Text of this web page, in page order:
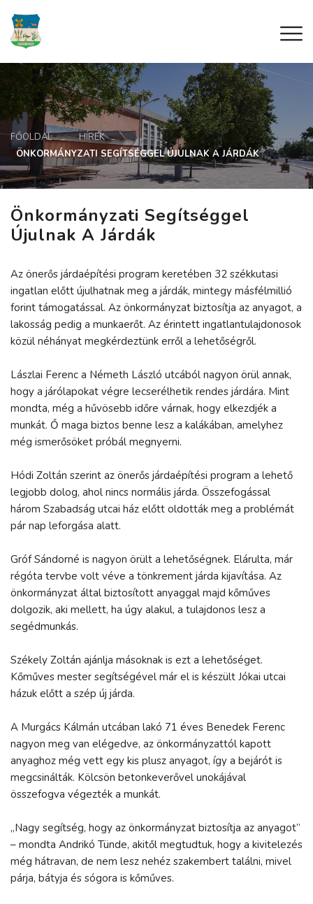
FŐOLDAL
HÍREK
ÖNKORMÁNYZATI SEGÍTSÉGGEL ÚJULNAK A JÁRDÁK
Önkormányzati Segítséggel
Újulnak A Járdák
Az önerős járdaépítési program keretében 32 székkutasi
ingatlan előtt újulhatnak meg a járdák, mintegy másfélmillió
forint támogatással. Az önkormányzat biztosítja az anyagot, a
lakosság pedig a munkaerőt. Az érintett ingatlantulajdonosok
közül néhányat megkérdeztünk erről a lehetőségről.
Lászlai Ferenc a Németh László utcából nagyon örül annak,
hogy a járólapokat végre lecserélhetik rendes járdára. Mint
mondta, még a hűvösebb időre várnak, hogy elkezdjék a
munkát. Ő maga biztos benne lesz a kalákában, amelyhez
még ismerősöket próbál megnyerni.
Hódi Zoltán szerint az önerős járdaépítési program a lehető
legjobb dolog, ahol nincs normális járda. Összefogással
három Szabadság utcai ház előtt oldották meg a problémát
pár nap leforgása alatt.
Gróf Sándorné is nagyon örült a lehetőségnek. Elárulta, már
régóta tervbe volt véve a tönkrement járda kijavítása. Az
önkormányzat által biztosított anyaggal majd kőműves
dolgozik, aki mellett, ha úgy alakul, a tulajdonos lesz a
segédmunkás.
Székely Zoltán ajánlja másoknak is ezt a lehetőséget.
Kőműves mester segítségével már el is készült Jókai utcai
házuk előtt a szép új járda.
A Murgács Kálmán utcában lakó 71 éves Benedek Ferenc
nagyon meg van elégedve, az önkormányzattól kapott
anyaghoz még vett egy kis plusz anyagot, így a bejárót is
megcsinálták. Kölcsön betonkeverővel unokájával
összefogva végezték a munkát.
„Nagy segítség, hogy az önkormányzat biztosítja az anyagot”
– mondta Andrikó Tünde, akitől megtudtuk, hogy a kivitelezés
még hátravan, de nem lesz nehéz szakembert találni, mivel
párja, bátyja és sógora is kőműves.